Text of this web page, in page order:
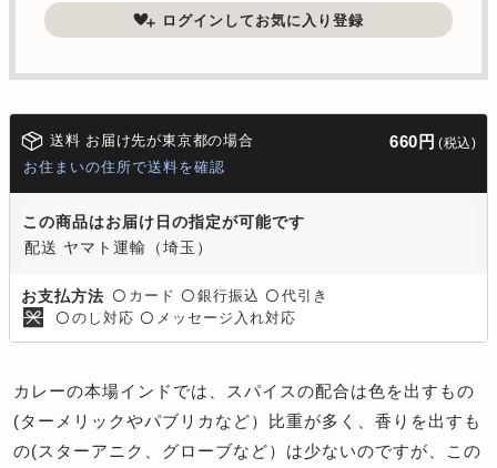
ログインしてお気に入り登録
送料 お届け先が東京都の場合 660円 (税込)
お住まいの住所で送料を確認
この商品はお届け日の指定が可能です
配送 ヤマト運輸（埼玉）
お支払方法 〇 カード 〇 銀行振込 〇 代引き
〇 のし対応 〇 メッセージ入れ対応
カレーの本場インドでは、スパイスの配合は色を出すもの
(ターメリックやパブリカなど）比重が多く、香りを出すも
の(スターアニク、グローブなど）は少ないのですが、この